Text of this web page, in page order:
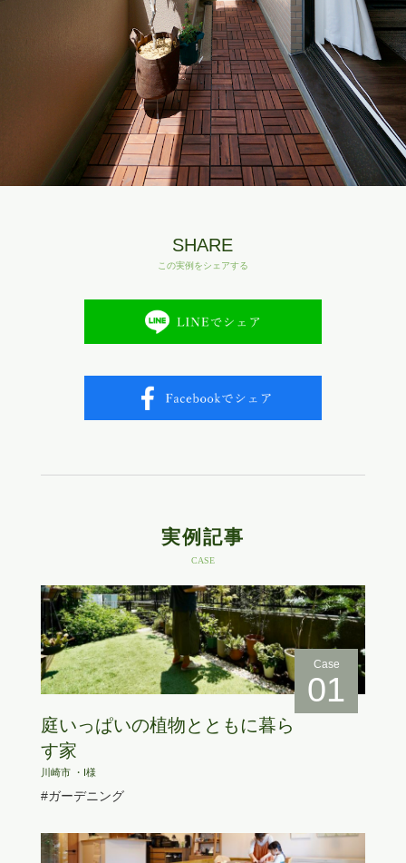
SHARE
この実例をシェアする
実例記事
CASE
Case
01
庭いっぱいの植物とともに暮ら
す家
川崎市 ・I様
#ガーデニング